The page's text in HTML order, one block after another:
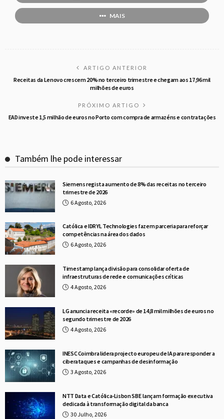
MAIS
ARTIGO ANTERIOR
Receitas da Lenovo crescem 20% no terceiro trimestre e chegam aos 17,96 mil
milhões de euros
PRÓXIMO ARTIGO
EAD investe 1,5 milhão de euros no Porto com compra de armazéns e contratações
Também lhe pode interessar
Siemens regista aumento de 8% das receitas no terceiro
trimestre de 2026
6 Agosto, 2026
Católica e IDRYL Technologies fazem parceria para reforçar
competências na área dos dados
6 Agosto, 2026
Timestamp lança divisão para consolidar oferta de
infraestruturas de rede e comunicações críticas
4 Agosto, 2026
LG anuncia receita «recorde» de 14,8 mil milhões de euros no
segundo trimestre de 2026
4 Agosto, 2026
INESC Coimbra lidera projecto europeu de IA para responder a
ciberataques e campanhas de desinformação
3 Agosto, 2026
NTT Data e Católica-Lisbon SBE lançam formação executiva
dedicada à transformação digital da banca
30 Julho, 2026